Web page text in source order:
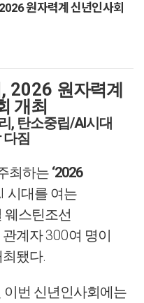
원자력계 신년인사회
, 2026 원자력계
개최
, 탄소중립/AI시대
다짐
최하는 ‘2026
시대를 여는
웨스틴조선
관계자300여 명이
최됐다.
이번 신년인사회에는